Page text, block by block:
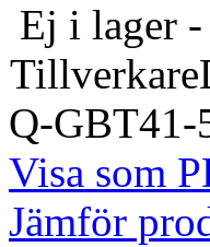
Ej i lager
Tillverkare
Q-GBT41-
Visa som
Jämför